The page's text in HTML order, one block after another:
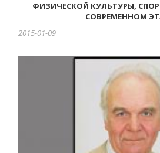
ФИЗИЧЕСКОЙ КУЛЬТУРЫ,
СОВРЕМЕННОМ
2015-01-09